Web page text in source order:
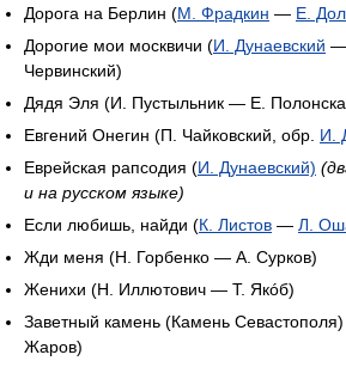
Дорога на Берлин (М. Фрадкин — Е.
Дорогие мои москвичи (И. Дунаевский —
Червинский)
Дядя Эля (И. Пустыльник — Е.
Евгений Онегин (П. Чайковский, обр. И.
Еврейская рапсодия (И. Дунаевский)
и на русском языке)
Если любишь, найди (К. Листов — Л.
Жди меня (Н. Горбенко — А. Сурков)
Женихи (Н. Иллютович — Т. Якóб)
Заветный камень (Камень
Жаров)